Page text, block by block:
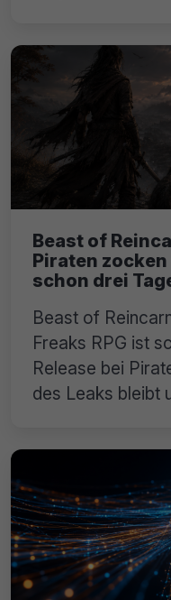
Beast of
Piraten zocken
schon drei
Beast of
Freaks RPG ist
Release bei
des Leaks bleibt